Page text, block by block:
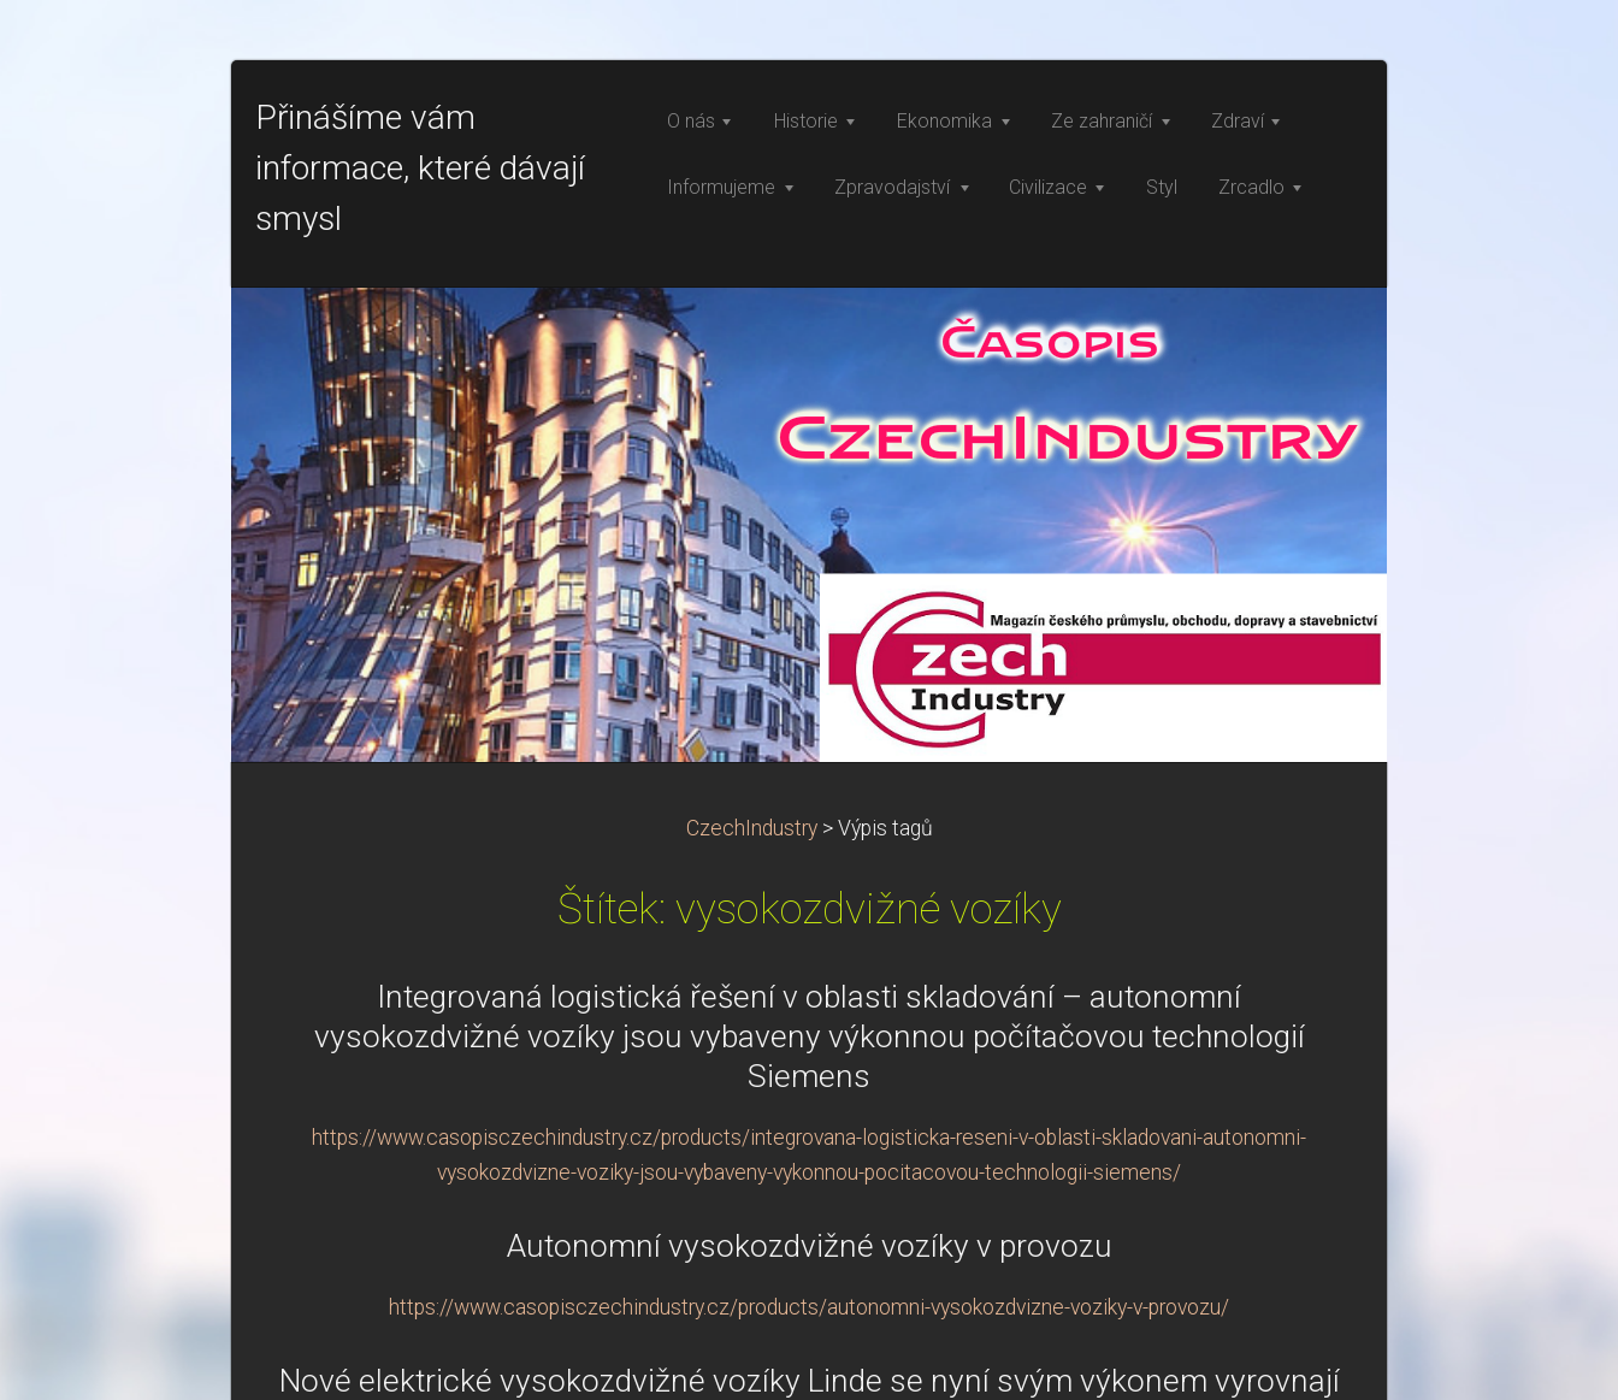
Přinášíme vám
informace, které dávají
smysl
O nás Historie Ekonomika Ze zahraničí Zdraví
Informujeme Zpravodajství Civilizace Styl Zrcadlo
CzechIndustry > Výpis tagů
Štítek: vysokozdvižné vozíky
Integrovaná logistická řešení v oblasti skladování – autonomní
vysokozdvižné vozíky jsou vybaveny výkonnou počítačovou technologií
Siemens
https://www.casopisczechindustry.cz/products/integrovana-logisticka-reseni-v-oblasti-skladovani-autonomni-
vysokozdvizne-voziky-jsou-vybaveny-vykonnou-pocitacovou-technologii-siemens/
Autonomní vysokozdvižné vozíky v provozu
https://www.casopisczechindustry.cz/products/autonomni-vysokozdvizne-voziky-v-provozu/
Nové elektrické vysokozdvižné vozíky Linde se nyní svým výkonem vyrovnají